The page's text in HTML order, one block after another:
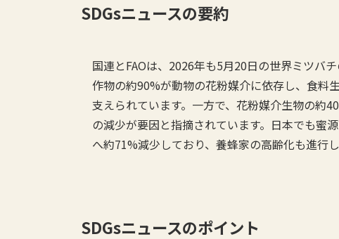
SDGsニュースの要約
国連とFAOは、2026年も5月20日の世界ミツバ
作物の約90%が動物の花粉媒介に依存し、食料
支えられています。一方で、花粉媒介生物の約
の減少が要因と指摘されています。日本でも蜜
へ約71%減少しており、養蜂家の高齢化も進行
SDGsニュースのポイント